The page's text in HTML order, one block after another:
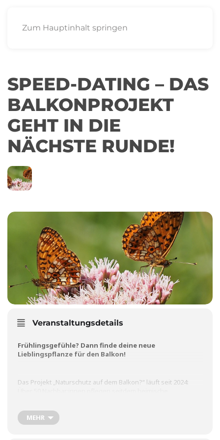
Zum Hauptinhalt springen
SPEED-DATING – DAS
BALKONPROJEKT
GEHT IN DIE
NÄCHSTE RUNDE!
Veranstaltungsdetails
Frühlingsgefühle? Dann finde deine neue
Lieblingspflanze für den Balkon!
Das Projekt „Naturschutz auf dem Balkon?“ läuft seit 2024:
Nachbarschaft und der Insektenwelt. Nach den bisherigen
Erfahrungen erweitern wir nun die Artenauswahl und
möchten auch neue Leute zum Mitmachen gewinnen.
MEHR